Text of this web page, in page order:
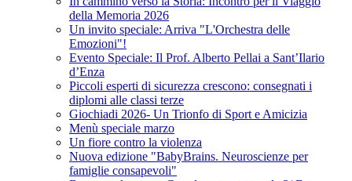
della Memoria 2026
Un invito speciale: Arriva "L'Orchestra delle
Emozioni"!
Evento Speciale: Il Prof. Alberto Pellai a Sant’Ilario
d’Enza
Piccoli esperti di sicurezza crescono: consegnati i
diplomi alle classi terze
Giochiadi 2026- Un Trionfo di Sport e Amicizia
Menù speciale marzo
Un fiore contro la violenza
Nuova edizione "BabyBrains. Neuroscienze per
famiglie consapevoli"